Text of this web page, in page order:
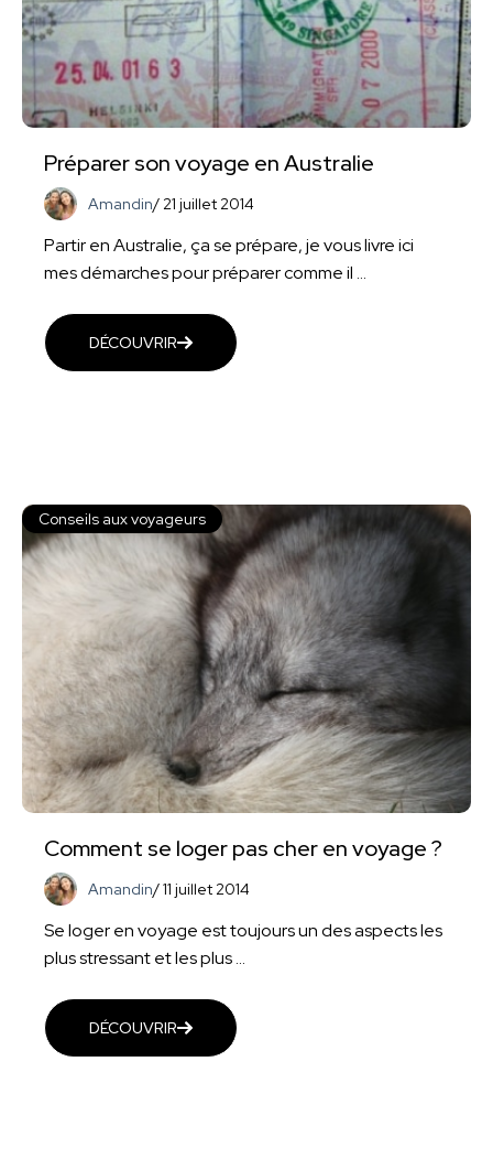
Préparer son voyage en Australie
Amandin/ 21 juillet 2014
Partir en Australie, ça se prépare, je vous livre ici
mes démarches pour préparer comme il ...
DÉCOUVRIR
Conseils aux voyageurs
Comment se loger pas cher en voyage ?
Amandin/11 juillet 2014
Se loger en voyage est toujours un des aspects les
plus stressant et les plus ...
DÉCOUVRIR